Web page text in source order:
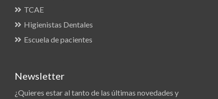
TCAE
Higienistas Dentales
Escuela de pacientes
Newsletter
¿Quieres estar al tanto de las últimas novedades y